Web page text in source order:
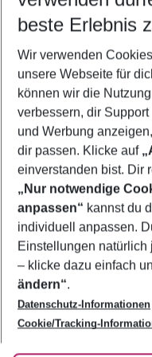
2 Erwachsene
Mehr
Footer
Footer navigation
Über uns
AGB
Bestpreisgarantie
Cookie-Einstellungen
Cookie-Richtlinie
Agenturbetreuung
Barrierefreies Reisen
Folge uns
beste Erlebnis
Wir verwenden
unsere Webseite für
können wir die
verbessern, dir
und Werbung
dir passen. Klicke auf
einverstanden bist. Dir
„Nur notwendige
anpassen“ kannst du
individuell anpassen.
Einstellungen natürlich
– klicke dazu einfach
ändern“.
Datenschutz-Informationen
Cookie/Tracking-